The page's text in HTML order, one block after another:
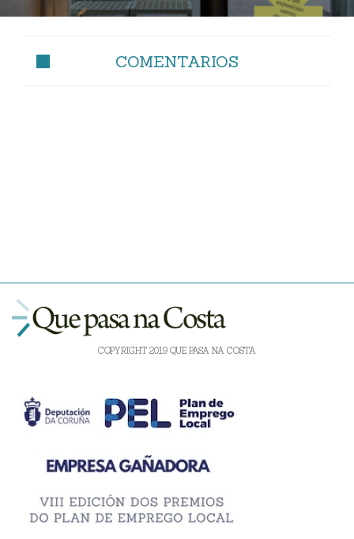
COMENTARIOS
COPYRIGHT 2019 QUE PASA NA COSTA